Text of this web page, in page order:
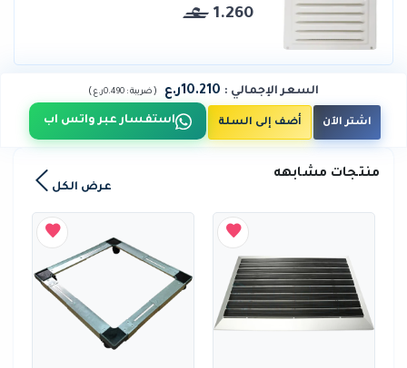
1.260
السعر الإجمالي : 10.210ر.ع ( ضريبة : 0.490ر.ع )
اشتر الآن أضف إلى السلة استفسار عبر واتس اب
منتجات مشابهه
عرض الكل